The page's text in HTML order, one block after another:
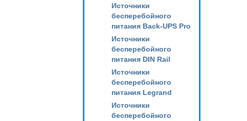
Источники
бесперебойного
питания Back-UPS Pro
Источники
бесперебойного
питания DIN Rail
Источники
бесперебойного
питания Legrand
Источники
бесперебойного